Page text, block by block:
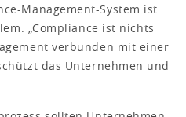
Management-System ist
„Compliance ist nichts
verbunden mit einer
das Unternehmen und